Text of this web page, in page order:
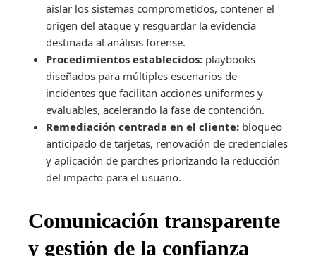
aislar los sistemas comprometidos, contener el
origen del ataque y resguardar la evidencia
destinada al análisis forense.
Procedimientos establecidos: playbooks
diseñados para múltiples escenarios de
incidentes que facilitan acciones uniformes y
evaluables, acelerando la fase de contención.
Remediación centrada en el cliente: bloqueo
anticipado de tarjetas, renovación de credenciales
y aplicación de parches priorizando la reducción
del impacto para el usuario.
Comunicación transparente
y gestión de la confianza